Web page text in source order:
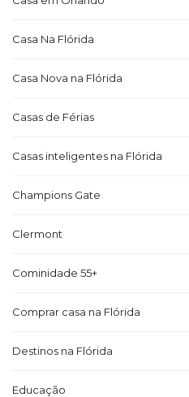
Casa Na Flórida
Casa Nova na Flórida
Casas de Férias
Casas inteligentes na Flórida
Champions Gate
Clermont
Cominidade 55+
Comprar casa na Flórida
Destinos na Flórida
Educação